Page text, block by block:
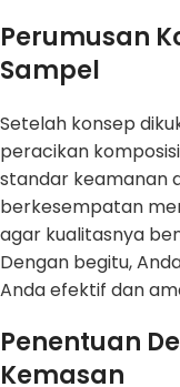
Perumusan
Sampel
Setelah konsep
peracikan
standar keamanan
berkesempatan
agar kualitasnya
Dengan begitu,
Anda efektif dan
Penentuan
Kemasan